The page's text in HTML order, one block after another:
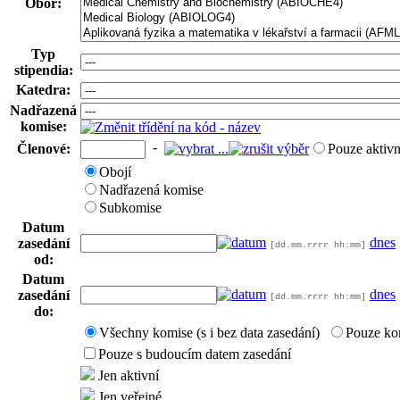
Obor:
Typ
stipendia:
Katedra:
Nadřazená
komise:
Členové:
-
Pouze
Obojí
Nadřazená komise
Subkomise
Datum
zasedání
od:
[dd.mm.rrrr hh:mm] dnes
Datum
zasedání
do:
[dd.mm.rrrr hh:mm] dnes
Všechny komise (s i bez data zasedání)
Pouze
Pouze s budoucím datem zasedání
Jen aktivní
Jen veřejné